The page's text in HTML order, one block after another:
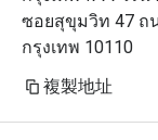
ซอยสุขุมวิท 47 ถ
กรุงเทพ 10110
複製地址